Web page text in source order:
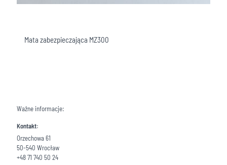
Mata zabezpieczająca MZ300
Ważne informacje:
Kontakt:
Orzechowa 61
50-540 Wrocław
+48 71 740 50 24